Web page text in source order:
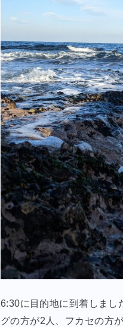
6:30に目的地に到着しまし
グの方が2人、フカセの方